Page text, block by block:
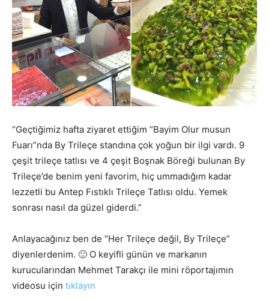
“Geçtiğimiz hafta ziyaret ettiğim “Bayim Olur musun
Fuarı”nda By Trileçe standına çok yoğun bir ilgi vardı. 9
çeşit trileçe tatlısı ve 4 çeşit Boşnak Böreği bulunan By
Trileçe’de benim yeni favorim, hiç ummadığım kadar
lezzetli bu Antep Fıstıklı Trileçe Tatlısı oldu. Yemek
sonrası nasıl da güzel giderdi.”
Anlayacağınız ben de “Her Trileçe değil, By Trileçe”
diyenlerdenim. 🙂 O keyifli günün ve markanın
kurucularından Mehmet Tarakçı ile mini röportajımın
videosu için tıklayın